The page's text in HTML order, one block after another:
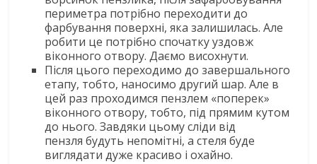
периметра потрібно переходити до
фарбування поверхні, яка залишилась. Але
робити це потрібно спочатку уздовж
віконного отвору. Даємо висохнути.
Після цього переходимо до завершального
етапу, тобто, наносимо другий шар. Але в
цей раз проходимся пензлем «поперек»
віконного отвору, тобто, під прямим кутом
до нього. Завдяки цьому сліди від
пензля будуть непомітні, а стеля буде
виглядати дуже красиво і охайно.